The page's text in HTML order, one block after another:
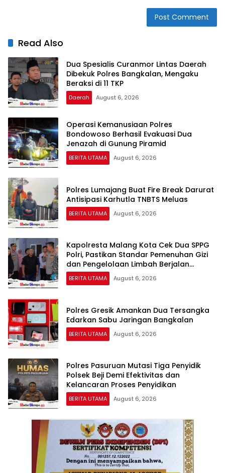
Read Also
Dua Spesialis Curanmor Lintas Daerah
Dibekuk Polres Bangkalan, Mengaku
Beraksi di 11 TKP
Daerah August 6, 2026
Operasi Kemanusiaan Polres
Bondowoso Berhasil Evakuasi Dua
Jenazah di Gunung Piramid
BERITA UTAMA August 6, 2026
Polres Lumajang Buat Fire Break Darurat
Antisipasi Karhutla TNBTS Meluas
BERITA UTAMA August 6, 2026
Kapolresta Malang Kota Cek Dua SPPG
Polri, Pastikan Standar Pemenuhan Gizi
dan Pengelolaan Limbah Berjalan
Optimal
BERITA UTAMA August 6, 2026
Polres Gresik Amankan Dua Tersangka
Edarkan Sabu Jaringan Bangkalan
BERITA UTAMA August 6, 2026
Polres Pasuruan Mutasi Tiga Penyidik
Polsek Beji Demi Efektivitas dan
Kelancaran Proses Penyidikan
BERITA UTAMA August 6, 2026